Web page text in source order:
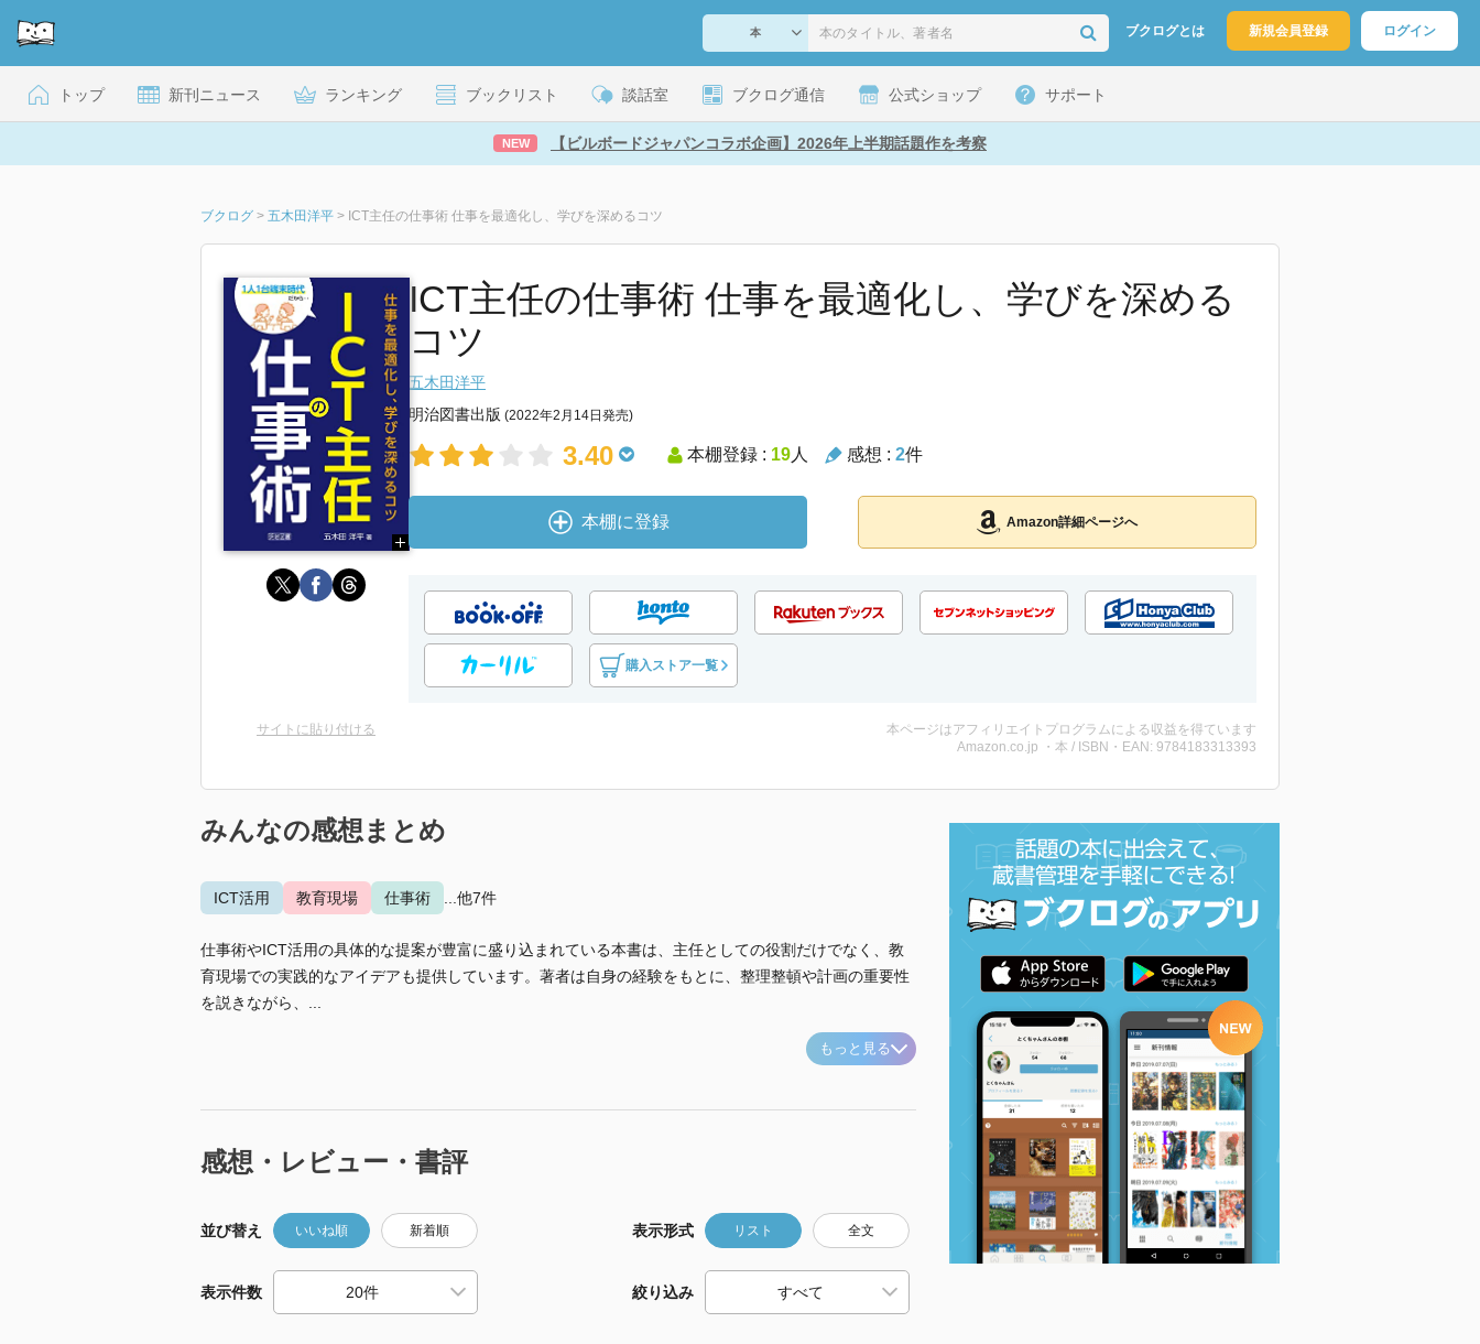
ブクログとは 新規会員登録 ログイン
トップ 新刊ニュース ランキング ブックリスト 談話室 ブクログ通信 公式ショップ サポート
NEW 【ビルボードジャパンコラボ企画】2026年上半期話題作を考察
ブクログ > 五木田洋平 > ICT主任の仕事術 仕事を最適化し、学びを深めるコツ
ICT主任の仕事術 仕事を最適化し、学びを深める
コツ
五木田洋平
明治図書出版 (2022年2月14日発売)
3.40 本棚登録 : 19人 感想 : 2件
本棚に登録 Amazon詳細ページへ
購入ストア一覧
サイトに貼り付ける
本ページはアフィリエイトプログラムによる収益を得ています
Amazon.co.jp ・本 / ISBN・EAN: 9784183313393
みんなの感想まとめ
ICT活用 教育現場 仕事術 ...他7件
仕事術やICT活用の具体的な提案が豊富に盛り込まれている本書は、主任としての役割だけでなく、教
育現場での実践的なアイデアも提供しています。著者は自身の経験をもとに、整理整頓や計画の重要性
を説きながら、...
もっと見る
感想・レビュー・書評
並び替え いいね順 新着順 表示形式 リスト 全文
表示件数 絞り込み